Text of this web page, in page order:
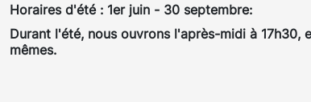
Horaires d'été : 1er juin - 30 septembre:
Durant l'été, nous ouvrons l'après-midi à 17h30,
mêmes.